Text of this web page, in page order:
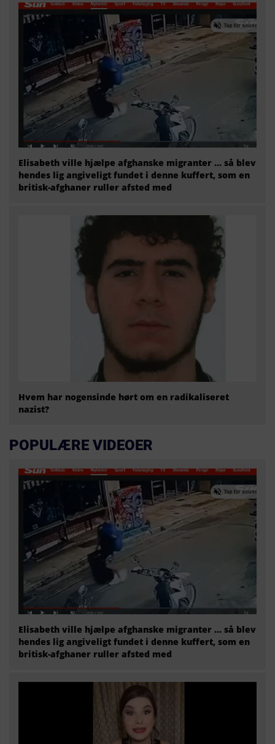
Elisabeth ville hjælpe afghanske migranter … så blev
hendes lig angiveligt fundet i denne kuffert, som en
britisk-afghaner ruller afsted med
Hvem har nogensinde hørt om en radikaliseret
nazist?
POPULÆRE VIDEOER
Elisabeth ville hjælpe afghanske migranter … så blev
hendes lig angiveligt fundet i denne kuffert, som en
britisk-afghaner ruller afsted med